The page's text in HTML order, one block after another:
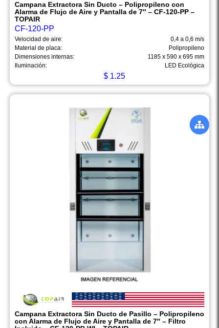
Campana Extractora Sin Ducto – Polipropileno con
Alarma de Flujo de Aire y Pantalla de 7″ – CF-120-PP –
TOPAIR
CF-120-PP
Velocidad de aire:
0,4 a 0,6 m/s
Material de placa:
Polipropileno
Dimensiones internas:
1185 x 590 x 695 mm
Iluminación:
LED Ecológica
$ 1.25
Campana Extractora Sin Ducto de Pasillo – Polipropileno
con Alarma de Flujo de Aire y Pantalla de 7″ – Filtro